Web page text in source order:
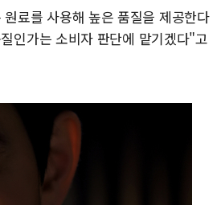
료를 사용해 높은 품질을 제공한다
인가는 소비자 판단에 맡기겠다"고